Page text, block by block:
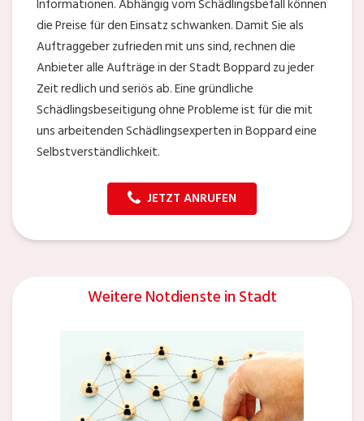
Informationen. Abhängig vom Schädlingsbefall können
die Preise für den Einsatz schwanken. Damit Sie als
Auftraggeber zufrieden mit uns sind, rechnen die
Anbieter alle Aufträge in der Stadt Boppard zu jeder
Zeit redlich und seriös ab. Eine gründliche
Schädlingsbeseitigung ohne Probleme ist für die mit
uns arbeitenden Schädlingsexperten in Boppard eine
Selbstverständlichkeit.
JETZT ANRUFEN
Weitere Notdienste in Stadt